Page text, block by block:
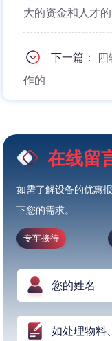
大的资金和人才的
下一篇：
作的
在线留
如需了解设备的优惠
下您的需求。
专车接待